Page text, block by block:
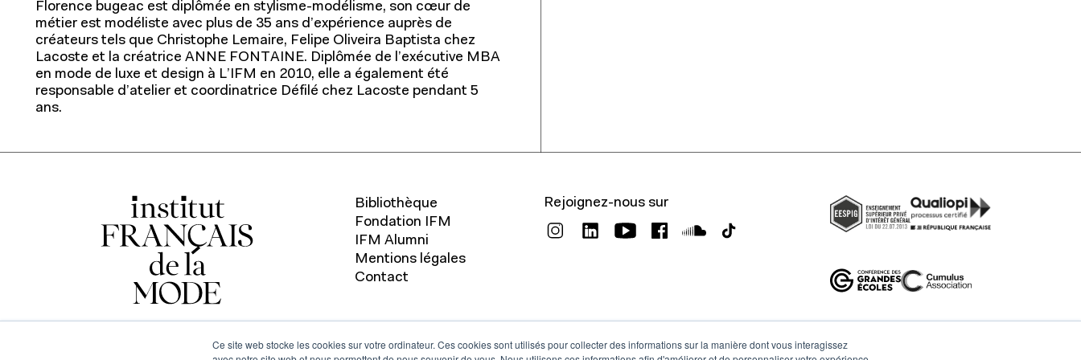
Ce site web stocke les cookies sur votre ordinateur. Ces cookies sont utilisés pour collecter des informations sur la manière dont vous interagissez
À propos
Contact Actualités Ressources
Florence bugeac est diplômée en stylisme-modélisme, son cœur de
métier est modéliste avec plus de 35 ans d’expérience auprès de
créateurs tels que Christophe Lemaire, Felipe Oliveira Baptista chez
Lacoste et la créatrice ANNE FONTAINE. Diplômée de l’exécutive MBA
en mode de luxe et design à L’IFM en 2010, elle a également été
responsable d’atelier et coordinatrice Défilé chez Lacoste pendant 5
ans.
Bibliothèque
Fondation IFM
IFM Alumni
Mentions légales
Contact
Rejoignez-nous sur